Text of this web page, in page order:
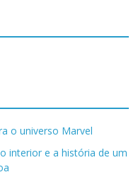
o universo Marvel
interior e a história de um